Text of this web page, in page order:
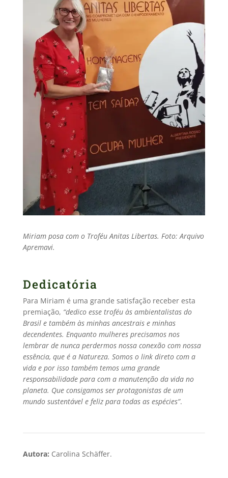
Miriam posa com o Troféu Anitas Libertas. Foto: Arquivo
Apremavi.
Dedicatória
Para Miriam é uma grande satisfação receber esta
premiação, “dedico esse troféu às ambientalistas do
Brasil e também às minhas ancestrais e minhas
decendentes. Enquanto mulheres precisamos nos
lembrar de nunca perdermos nossa conexão com nossa
essência, que é a Natureza. Somos o link direto com a
vida e por isso também temos uma grande
responsabilidade para com a manutenção da vida no
planeta. Que consigamos ser protagonistas de um
mundo sustentável e feliz para todas as espécies”.
Autora: Carolina Schäffer.